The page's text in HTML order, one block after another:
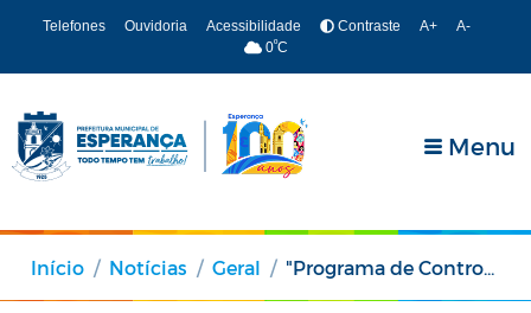
Telefones Ouvidoria Acessibilidade Contraste A+
A-
0ºC
Menu
Início Notícias Geral "Programa de Controle e Monitoramento de Queimadas"